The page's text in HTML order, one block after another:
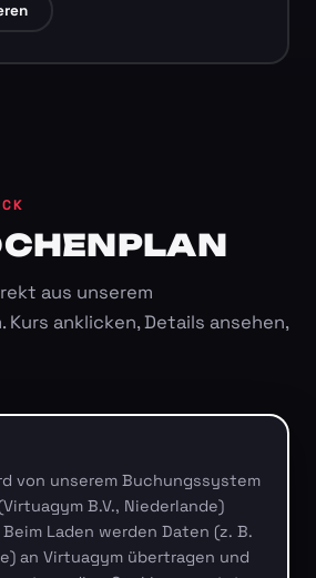
aus unserem
anklicken, Details ansehen,
von unserem Buchungssystem
B.V., Niederlande)
Laden werden Daten (z. B.
an Virtuagym übertragen und